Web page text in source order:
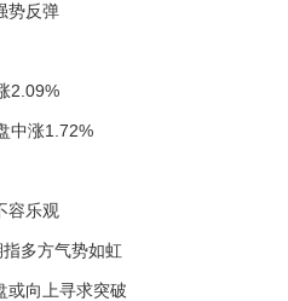
势反弹
2.09%
中涨1.72%
容乐观
多方气势如虹
或向上寻求突破